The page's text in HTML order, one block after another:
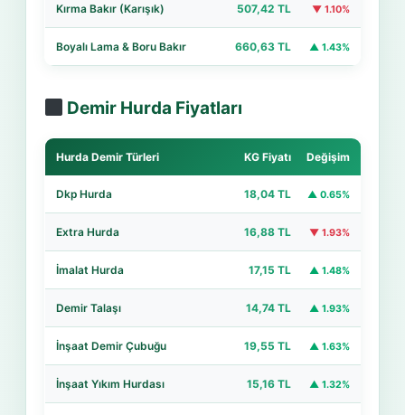
Kırma Bakır (Karışık) 507,42 TL ▼ 1.10%
Boyalı Lama & Boru Bakır 660,63 TL ▲ 1.43%
Demir Hurda Fiyatları
Hurda Demir Türleri KG Fiyatı Değişim
Dkp Hurda 18,04 TL ▲ 0.65%
Extra Hurda 16,88 TL ▼ 1.93%
İmalat Hurda 17,15 TL ▲ 1.48%
Demir Talaşı 14,74 TL ▲ 1.93%
İnşaat Demir Çubuğu 19,55 TL ▲ 1.63%
İnşaat Yıkım Hurdası 15,16 TL ▲ 1.32%